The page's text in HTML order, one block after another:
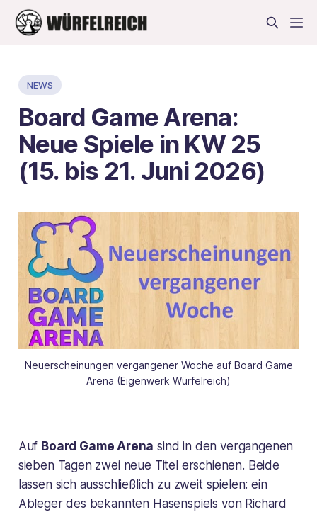
NEWS
Board Game Arena:
Neue Spiele in KW 25
(15. bis 21. Juni 2026)
Neuerscheinungen vergangener Woche auf Board Game
Arena (Eigenwerk Würfelreich)
Auf Board Game Arena sind in den vergangenen
sieben Tagen zwei neue Titel erschienen. Beide
lassen sich ausschließlich zu zweit spielen: ein
Ableger des bekannten Hasenspiels von Richard